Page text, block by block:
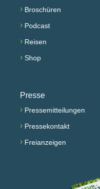
› Broschüren
› Podcast
› Reisen
› Shop
Presse
› Pressemitteilungen
› Pressekontakt
› Freianzeigen